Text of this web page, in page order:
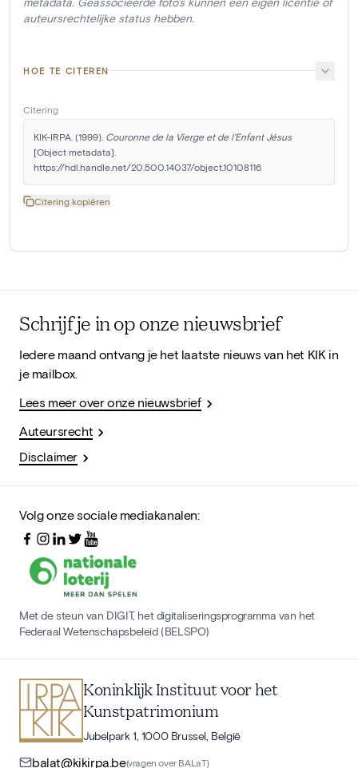
auteursrechtelijke status hebben.
HOE TE CITEREN
Citering
KIK-IRPA. (1999). Couronne de la Vierge et de l'Enfant Jésus
[Object metadata].
https://hdl.handle.net/20.500.14037/object.10108116
Citering kopiëren
Schrijf je in op onze nieuwsbrief
Iedere maand ontvang je het laatste nieuws van het KIK in
je mailbox.
Lees meer over onze nieuwsbrief
Auteursrecht
Disclaimer
Volg onze sociale mediakanalen:
Met de steun van DIGIT, het digitaliseringsprogramma van het
Federaal Wetenschapsbeleid (BELSPO)
Koninklijk Instituut voor het
Kunstpatrimonium
Jubelpark 1, 1000 Brussel, België
balat@kikirpa.be(vragen over BALaT)